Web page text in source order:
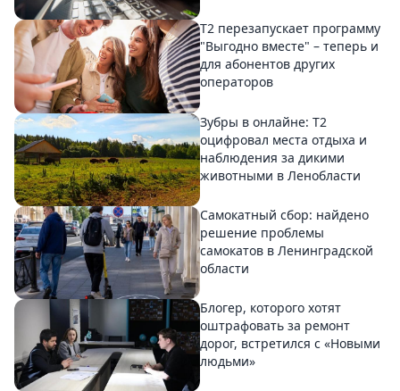
Т2 перезапускает программу
"Выгодно вместе" – теперь и
для абонентов других
операторов
Зубры в онлайне: Т2
оцифровал места отдыха и
наблюдения за дикими
животными в Ленобласти
Самокатный сбор: найдено
решение проблемы
самокатов в Ленинградской
области
Блогер, которого хотят
оштрафовать за ремонт
дорог, встретился с «Новыми
людьми»